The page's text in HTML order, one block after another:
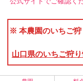
※ 本農園のいちご
山口県のいちご狩